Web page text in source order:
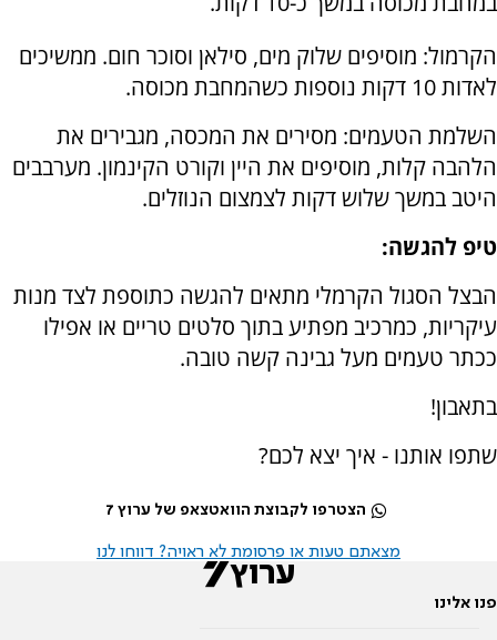
הקרמול: מוסיפים שלוק מים, סילאן וסוכר חום. ממשיכים
לאדות 10 דקות נוספות כשהמחבת מכוסה.
השלמת הטעמים: מסירים את המכסה, מגבירים את
הלהבה קלות, מוסיפים את היין וקורט הקינמון. מערבבים
היטב במשך שלוש דקות לצמצום הנוזלים.
טיפ להגשה:
הבצל הסגול הקרמלי מתאים להגשה כתוספת לצד מנות
עיקריות, כמרכיב מפתיע בתוך סלטים טריים או אפילו
ככתר טעמים מעל גבינה קשה טובה.
בתאבון!
שתפו אותנו - איך יצא לכם?
הצטרפו לקבוצת הוואטצאפ של ערוץ 7
מצאתם טעות או פרסומת לא ראויה? דווחו לנו
פנו אלינו